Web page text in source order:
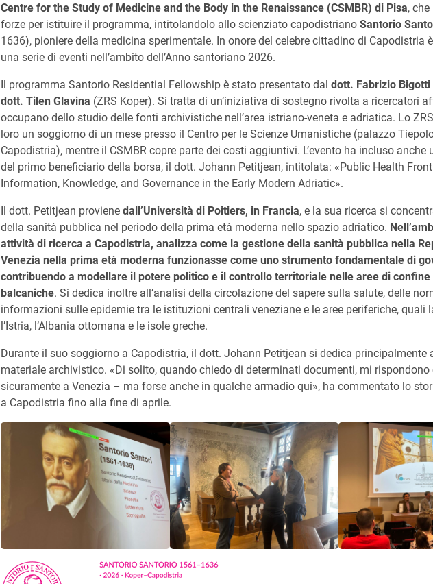
Centre for the Study of Medicine and the Body in the Renaissance (CSMBR) di Pisa,
forze per istituire il programma, intitolandolo allo scienziato capodistriano Santorio
1636), pioniere della medicina sperimentale. In onore del celebre cittadino di Capodistria
una serie di eventi nell’ambito dell’Anno santoriano 2026.
Il programma Santorio Residential Fellowship è stato presentato dal dott. Fabrizio Bigotti
dott. Tilen Glavina (ZRS Koper). Si tratta di un’iniziativa di sostegno rivolta a ricercatori
occupano dello studio delle fonti archivistiche nell’area istriano-veneta e adriatica. Lo
loro un soggiorno di un mese presso il Centro per le Scienze Umanistiche (palazzo
Capodistria), mentre il CSMBR copre parte dei costi aggiuntivi. L’evento ha incluso anche
del primo beneficiario della borsa, il dott. Johann Petitjean, intitolata: «Public Health
Information, Knowledge, and Governance in the Early Modern Adriatic».
Il dott. Petitjean proviene dall’Università di Poitiers, in Francia, e la sua ricerca si
della sanità pubblica nel periodo della prima età moderna nello spazio adriatico.
attività di ricerca a Capodistria, analizza come la gestione della sanità pubblica nella
Venezia nella prima età moderna funzionasse come uno strumento fondamentale di
contribuendo a modellare il potere politico e il controllo territoriale nelle aree di
balcaniche. Si dedica inoltre all’analisi della circolazione del sapere sulla salute, delle
informazioni sulle epidemie tra le istituzioni centrali veneziane e le aree periferiche, quali
l’Istria, l’Albania ottomana e le isole greche.
Durante il suo soggiorno a Capodistria, il dott. Johann Petitjean si dedica principalmente
materiale archivistico. «Di solito, quando chiedo di determinati documenti, mi rispondono
sicuramente a Venezia – ma forse anche in qualche armadio qui», ha commentato lo
a Capodistria fino alla fine di aprile.